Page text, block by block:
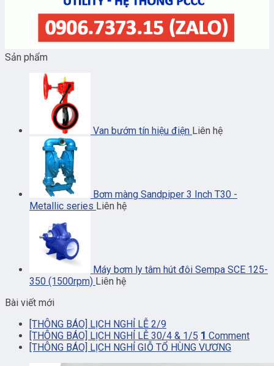
Sản phẩm
Van bướm tín hiệu điện Liên hệ
Bơm màng Sandpiper 3 Inch T30 -
Metallic series Liên hệ
Máy bơm ly tâm hút đôi Sempa SCE 125-
350 (1500rpm) Liên hệ
Bài viết mới
[THÔNG BÁO] LỊCH NGHỈ LỄ 2/9
[THÔNG BÁO] LỊCH NGHỈ LỄ 30/4 & 1/5 1 Comment
[THÔNG BÁO] LỊCH NGHỈ GIỖ TỔ HÙNG VƯƠNG